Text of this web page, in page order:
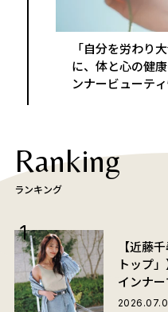
「自分を労わり
に、体と心の健
ンナービューテ
Ranking
ランキング
【近藤
トップ
インナ